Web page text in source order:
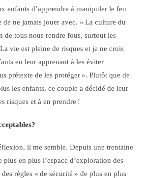
enfants d’apprendre à manipuler le feu
ne jamais jouer avec. « La culture du
de tous nous rendre fous, surtout les
vie est pleine de risques et je ne crois
en leur apprenant à les éviter
prétexte de les protéger ». Plutôt que de
les enfants, ce couple a décidé de leur
risques et à en prendre !
il me semble. Depuis une trentaine
plus en plus l’espace d’exploration des
règles « de sécurité » de plus en plus